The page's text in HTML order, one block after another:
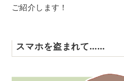
ご紹介します！
スマホを盗まれて……